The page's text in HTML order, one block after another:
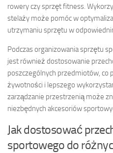
rowery czy sprzęt fitness.
stelaży może pomóc w
utrzymaniu sprzętu w
Podczas organizowania sprzętu
jest również dostosowanie
poszczególnych przedmiotów, co
żywotności i lepszego
zarządzanie przestrzenią może
niezbędnych akcesoriów
Jak dostosować
sportowego do